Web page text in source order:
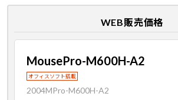
WEB販売価格
MousePro-M600H-A2
オフィスソフト搭載
2004MPro-M600H-A2